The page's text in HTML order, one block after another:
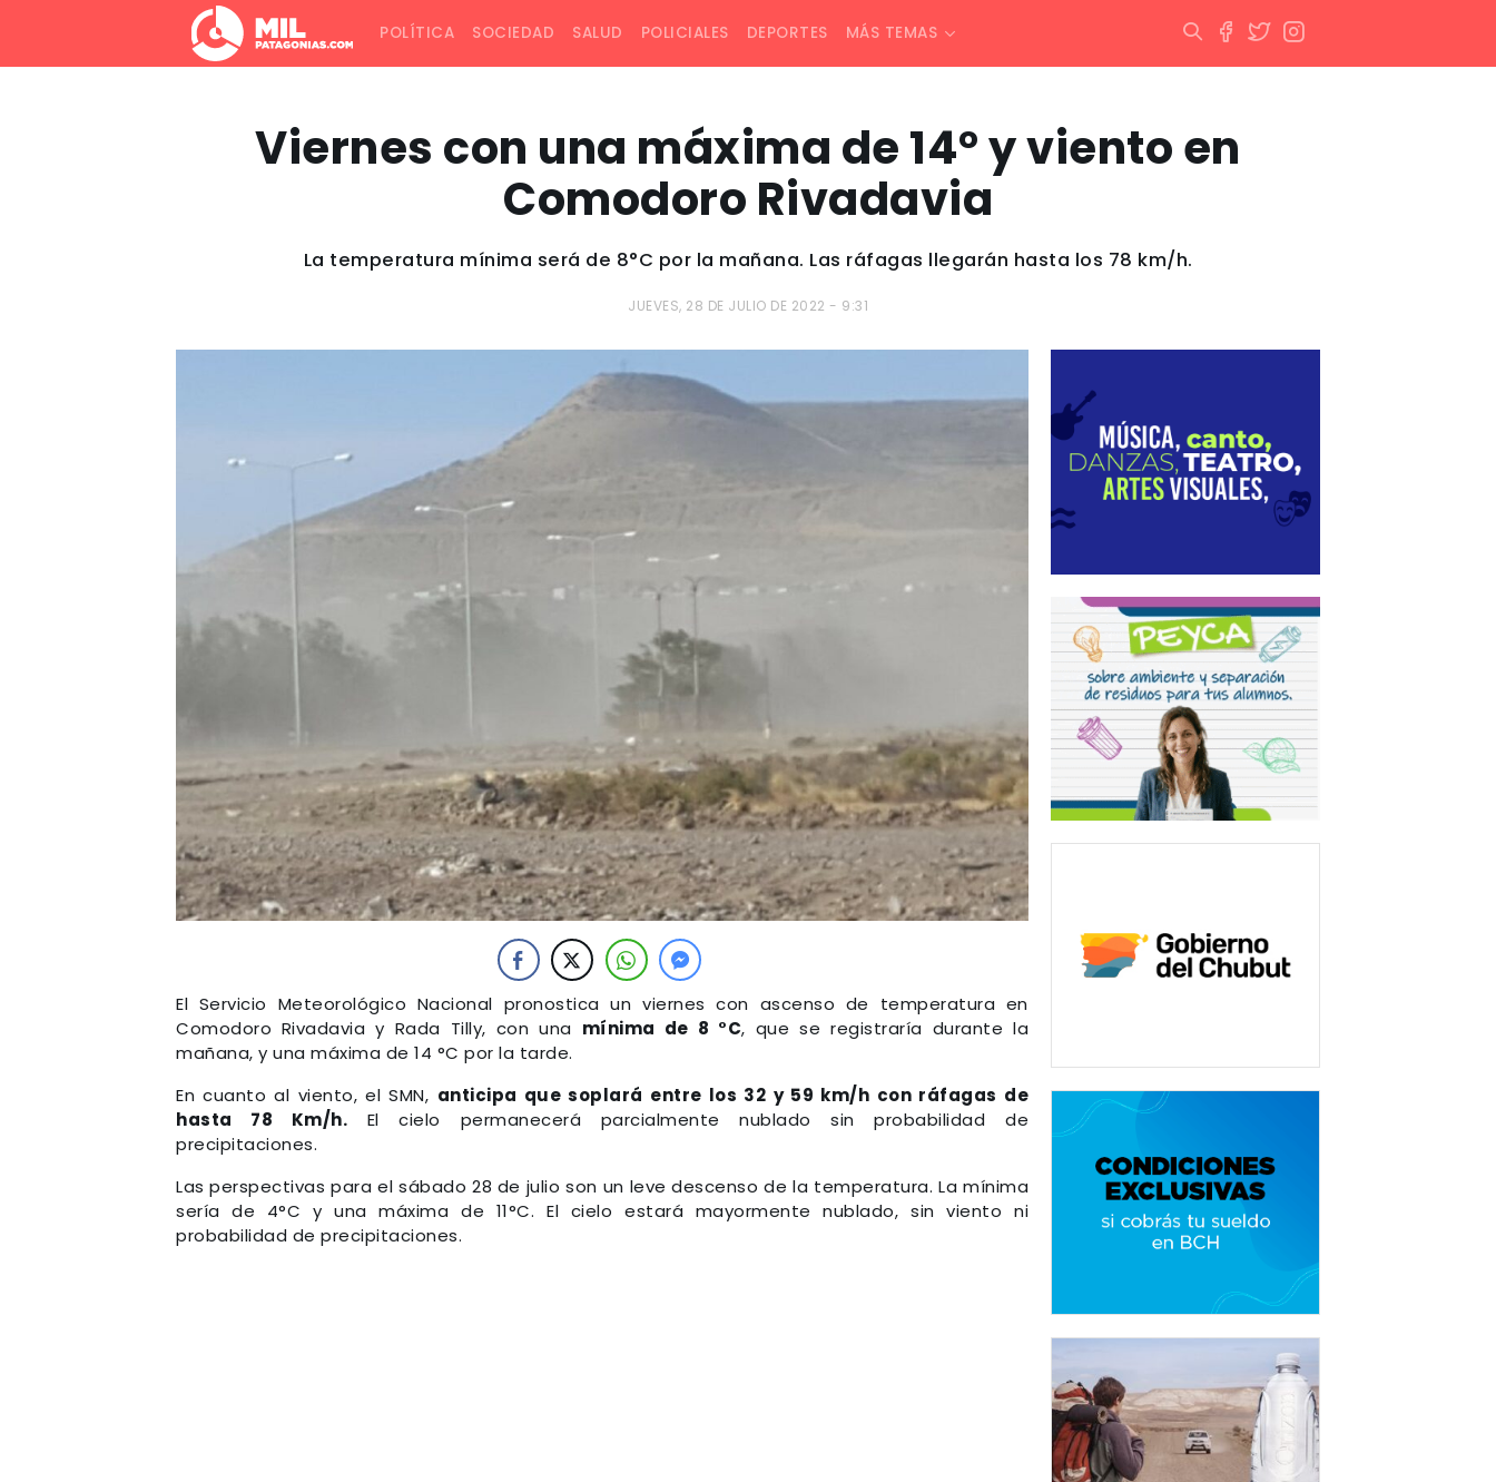
POLÍTICA SOCIEDAD SALUD POLICIALES DEPORTES MÁS TEMAS
Viernes con una máxima de 14° y viento en
Comodoro Rivadavia
La temperatura mínima será de 8°C por la mañana. Las ráfagas llegarán hasta los 78 km/h.
JUEVES, 28 DE JULIO DE 2022 - 9:31
El Servicio Meteorológico Nacional pronostica un viernes con ascenso de temperatura en
Comodoro Rivadavia y Rada Tilly, con una mínima de 8 °C, que se registraría durante la
mañana, y una máxima de 14 °C por la tarde.
En cuanto al viento, el SMN, anticipa que soplará entre los 32 y 59 km/h con ráfagas de
hasta 78 Km/h. El cielo permanecerá parcialmente nublado sin probabilidad de
precipitaciones.
Las perspectivas para el sábado 28 de julio son un leve descenso de la temperatura. La mínima
sería de 4°C y una máxima de 11°C. El cielo estará mayormente nublado, sin viento ni
probabilidad de precipitaciones.